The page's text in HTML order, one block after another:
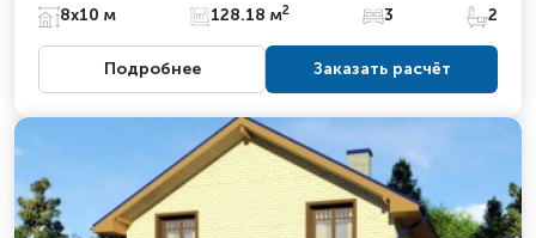
8х10 м 128.18 м2 3 2
Подробнее Заказать расчёт